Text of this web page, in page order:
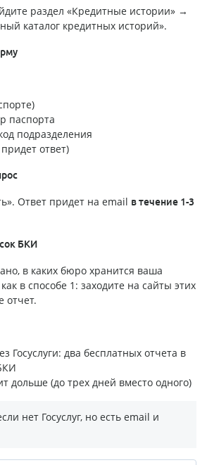
раздел «Кредитные истории» →
каталог кредитных историй».
паспорта
подразделения
ответ)
Ответ придет на email в течение 1-3
БКИ
в каких бюро хранится ваша
в способе 1: заходите на сайты этих
отчет.
Госуслуги: два бесплатных отчета в
дольше (до трех дней вместо одного)
нет Госуслуг, но есть email и